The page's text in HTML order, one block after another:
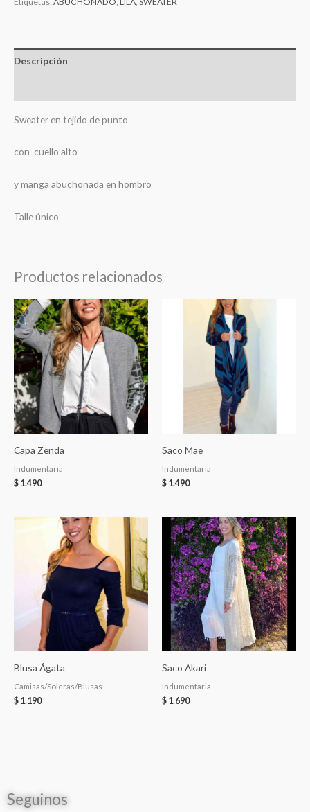
Descripción
Sweater en tejido de punto
con cuello alto
y manga abuchonada en hombro
Talle único
Productos relacionados
Capa Zenda
Indumentaria
$ 1.490
Saco Mae
Indumentaria
$ 1.490
Blusa Ágata
Camisas/Soleras/Blusas
$ 1.190
Saco Akari
Indumentaria
$ 1.690
Seguinos